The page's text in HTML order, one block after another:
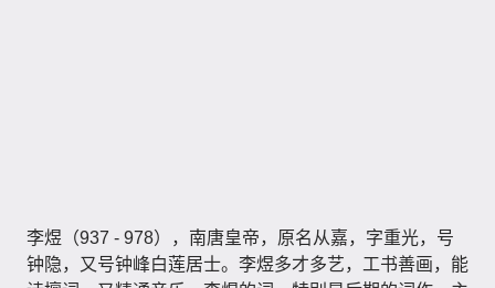
李煜（937 - 978）​，南唐皇帝，原名从嘉，字重光，号
钟隐，又号钟峰白莲居士。李煜多才多艺，工书善画，能